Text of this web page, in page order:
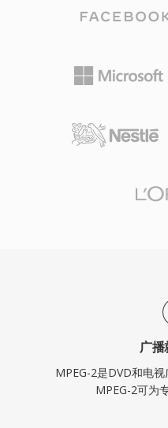
用，并作为DVD-
特性的稳健复用，对
关重要，而节目流变
持最高1920x1152的
于广播基础设施、有
广播
MPEG-2是DVD和电
MPEG-2可为